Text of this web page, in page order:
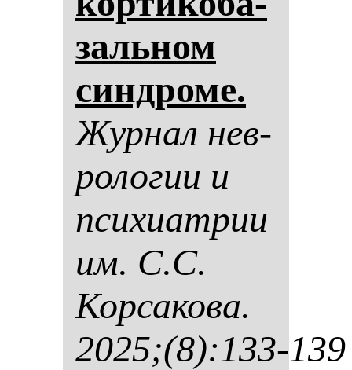
заль­ном
син­дро­ме.
Жур­нал нев­
ро­ло­гии и
пси­хи­ат­рии
им. С.С.
Кор­са­ко­ва.
2025;(8):133-139